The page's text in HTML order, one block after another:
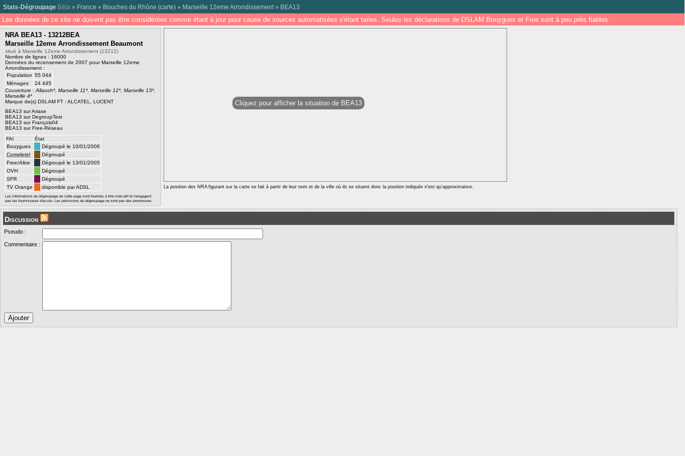
Stats-Dégroupage Bêta » France » Bouches du Rhône (carte) » Marseille 12eme Arrondissement » BEA13
Les données de ce site ne doivent pas être considérées comme étant à jour pour cause de sources automatisées s'étant taries. Seules les déclarations de DSLAM Bouygues et Free sont à peu près fiables.
NRA BEA13 - 13212BEA
Marseille 12eme Arrondissement Beaumont
situé à Marseille 12eme Arrondissement (13212)
Nombre de lignes : 16000
Données du recensement de 2007 pour Marseille 12eme
Arrondissement :
Population 55 044
Ménages
24 445
Couverture : Allauch*, Marseille 11*, Marseille 12*, Marseille 13*,
Marseille 4*
Marque de(s) DSLAM FT : ALCATEL, LUCENT
BEA13 sur Ariase
BEA13 sur DegroupTest
BEA13 sur François04
BEA13 sur Free-Réseau
FAI
État
Bouygues
Dégroupé le 10/01/2006
Completel
Dégroupé
Free/Alice
Dégroupé le 13/01/2005
OVH
Dégroupé
SFR
Dégroupé
TV Orange
disponible par ADSL
Les informations de dégroupage de cette page sont fournies à titre indicatif et n'engagent
pas les fournisseurs d'accès. Les prévisions de dégroupage ne sont pas des promesses.
Cliquez pour afficher la situation de BEA13
La position des NRA figurant sur la carte se fait à partir de leur nom et de la ville où ils se situent donc la position indiquée n'est qu'approximative.
Discussion
Pseudo :
Commentaire :